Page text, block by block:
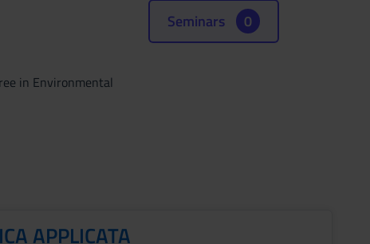
in Environmental
Seminars 0
APPLICATA